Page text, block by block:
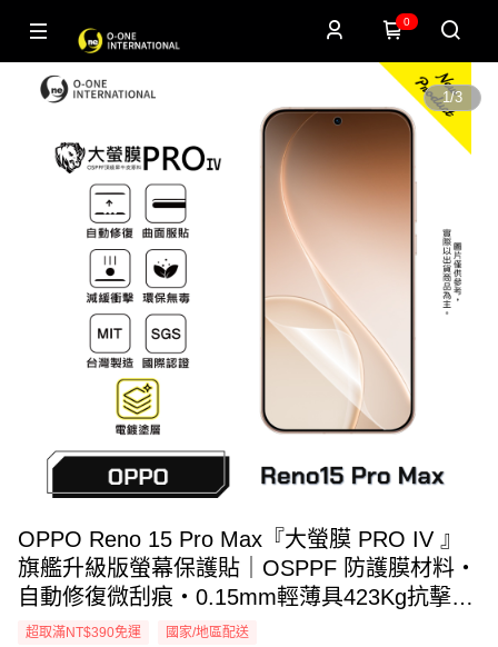
0
1/3
OPPO Reno 15 Pro Max『大螢膜 PRO IV 』
旗艦升級版螢幕保護貼｜OSPPF 防護膜材料・
自動修復微刮痕・0.15mm輕薄具423Kg抗擊
力・透氣散熱｜全新膜面鍍層裸機觸感. DIY貼
超取滿NT$390免運 國家/地區配送